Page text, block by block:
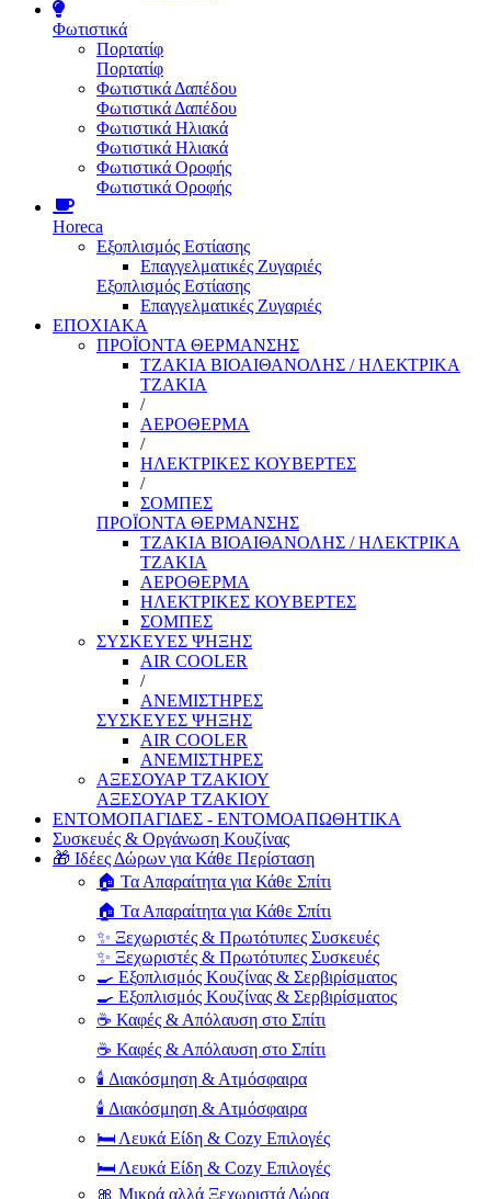
Φωτιστικά
Πορτατίφ
Πορτατίφ
Φωτιστικά Δαπέδου
Φωτιστικά Δαπέδου
Φωτιστικά Ηλιακά
Φωτιστικά Ηλιακά
Φωτιστικά Οροφής
Φωτιστικά Οροφής
Horeca
Εξοπλισμός Εστίασης
Επαγγελματικές Ζυγαριές
Εξοπλισμός Εστίασης
Επαγγελματικές Ζυγαριές
ΕΠΟΧΙΑΚΑ
ΠΡΟΪΟΝΤΑ ΘΕΡΜΑΝΣΗΣ
ΤΖΑΚΙΑ ΒΙΟΑΙΘΑΝΟΛΗΣ / ΗΛΕΚΤΡΙΚΑ
ΤΖΑΚΙΑ
/
ΑΕΡΟΘΕΡΜΑ
/
ΗΛΕΚΤΡΙΚΕΣ ΚΟΥΒΕΡΤΕΣ
/
ΣΟΜΠΕΣ
ΠΡΟΪΟΝΤΑ ΘΕΡΜΑΝΣΗΣ
ΤΖΑΚΙΑ ΒΙΟΑΙΘΑΝΟΛΗΣ / ΗΛΕΚΤΡΙΚΑ
ΤΖΑΚΙΑ
ΑΕΡΟΘΕΡΜΑ
ΗΛΕΚΤΡΙΚΕΣ ΚΟΥΒΕΡΤΕΣ
ΣΟΜΠΕΣ
ΣΥΣΚΕΥΕΣ ΨΗΞΗΣ
AIR COOLER
/
ΑΝΕΜΙΣΤΗΡΕΣ
ΣΥΣΚΕΥΕΣ ΨΗΞΗΣ
AIR COOLER
ΑΝΕΜΙΣΤΗΡΕΣ
ΑΞΕΣΟΥΑΡ ΤΖΑΚΙΟΥ
ΑΞΕΣΟΥΑΡ ΤΖΑΚΙΟΥ
ΕΝΤΟΜΟΠΑΓΙΔΕΣ - ΕΝΤΟΜΟΑΠΩΘΗΤΙΚΑ
Συσκευές & Οργάνωση Κουζίνας
🎁 Ιδέες Δώρων για Κάθε Περίσταση
🏠 Τα Απαραίτητα για Κάθε Σπίτι
🏠 Τα Απαραίτητα για Κάθε Σπίτι
✨ Ξεχωριστές & Πρωτότυπες Συσκευές
✨ Ξεχωριστές & Πρωτότυπες Συσκευές
🍳 Εξοπλισμός Κουζίνας & Σερβιρίσματος
🍳 Εξοπλισμός Κουζίνας & Σερβιρίσματος
☕ Καφές & Απόλαυση στο Σπίτι
☕ Καφές & Απόλαυση στο Σπίτι
🕯️ Διακόσμηση & Ατμόσφαιρα
🕯️ Διακόσμηση & Ατμόσφαιρα
🛏️ Λευκά Είδη & Cozy Επιλογές
🛏️ Λευκά Είδη & Cozy Επιλογές
🎀 Μικρά αλλά Ξεχωριστά Δώρα